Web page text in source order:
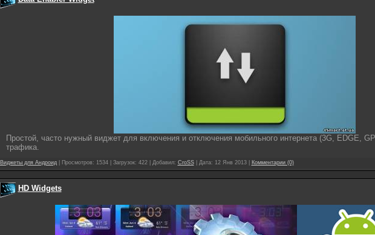
Простой, часто нужный виджет для включения и отключения мобильного интернета (3G, EDGE,
трафика.
Виджеты для Андроид| Просмотров: 1534 | Загрузок: 422 | Добавил: CroSS| Дата: 12 Янв 2013| Комментарии (0)
HD Widgets